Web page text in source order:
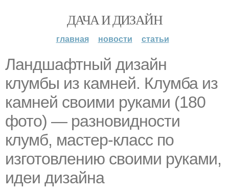
ДАЧА И ДИЗАЙН
главная новости статьи
Ландшафтный дизайн
клумбы из камней. Клумба из
камней своими руками (180
фото) — разновидности
клумб, мастер-класс по
изготовлению своими руками,
идеи дизайна